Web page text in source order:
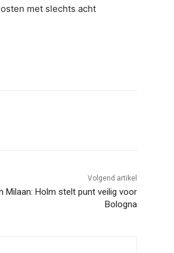
met slechts acht
Volgend artikel
Milaan: Holm stelt punt veilig voor
Bologna